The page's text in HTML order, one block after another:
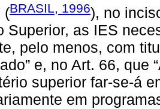
(BRASIL, 1996), no
Superior, as IES
pelo menos, com
e, no Art. 66, que
superior far-se-á
em